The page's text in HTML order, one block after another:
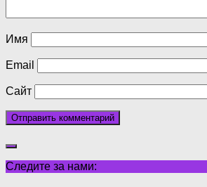
Имя
Email
Сайт
Следите за нами: